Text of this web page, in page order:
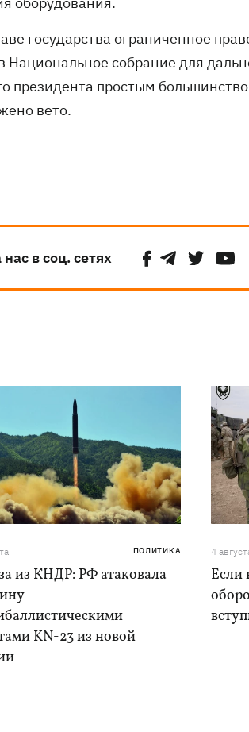
государства ограниченное
Национальное собрание для
президента простым
вето.
в соц. сетях
ПОЛИТИКА
из КНДР: РФ атаковала
KN-23 из новой
4
Если